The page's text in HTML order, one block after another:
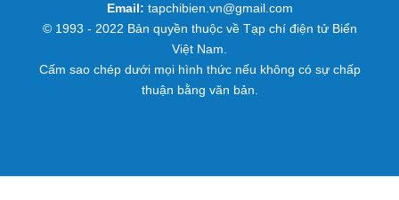
Email: tapchibien.vn@gmail.com
© 1993 - 2022 Bản quyền thuộc về Tạp chí điện tử Biển
Việt Nam.
Cấm sao chép dưới mọi hình thức nếu không có sự chấp
thuận bằng văn bản.